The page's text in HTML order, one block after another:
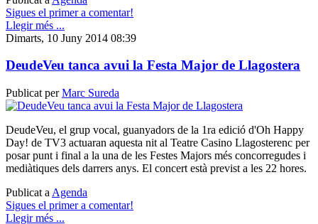
Sigues el primer a comentar!
Llegir més ...
Dimarts, 10 Juny 2014 08:39
DeudeVeu tanca avui la Festa Major de Llagostera
Publicat perMarc Sureda
DeudeVeu, el grup vocal, guanyadors de la 1ra edició d'Oh Happy
Day! de TV3 actuaran aquesta nit al Teatre Casino Llagosterenc per
posar punt i final a la una de les Festes Majors més concorregudes i
mediàtiques dels darrers anys. El concert està previst a les 22 hores.
Publicat a Agenda
Sigues el primer a comentar!
Llegir més ...